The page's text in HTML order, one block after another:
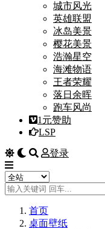
城市风光
英雄联盟
冰岛美景
樱花美景
浩瀚星空
海滩物语
王者荣耀
落日余晖
跑车风尚
1元赞助
LSP
登录
首页
桌面壁纸